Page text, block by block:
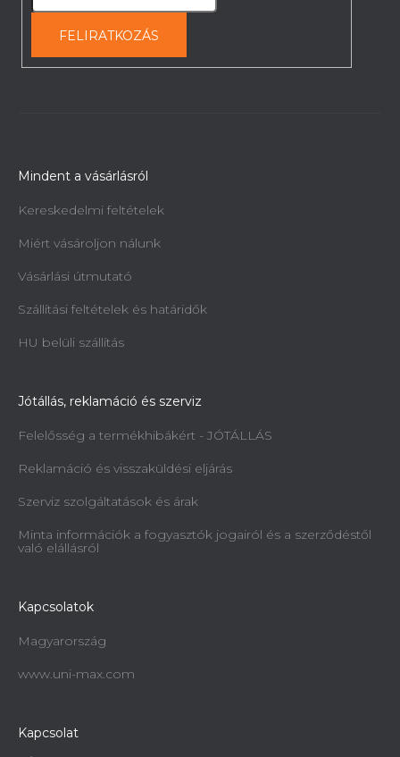
FELIRATKOZÁS
Mindent a vásárlásról
Kereskedelmi feltételek
Miért vásároljon nálunk
Vásárlási útmutató
Szállítási feltételek és határidők
HU belüli szállítás
Jótállás, reklamáció és szerviz
Felelősség a termékhibákért - JÓTÁLLÁS
Reklamáció és visszaküldési eljárás
Szerviz szolgáltatások és árak
Minta információk a fogyasztók jogairól és a szerződéstől
való elállásról
Kapcsolatok
Magyarország
www.uni-max.com
Kapcsolat